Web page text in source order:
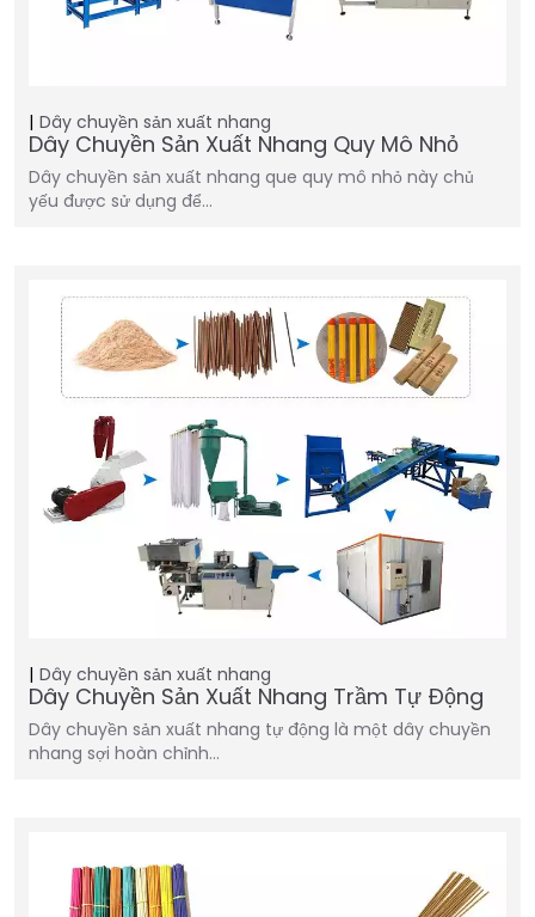
Dây chuyền sản xuất nhang
Dây Chuyền Sản Xuất Nhang Quy Mô Nhỏ
Dây chuyền sản xuất nhang que quy mô nhỏ này chủ
yếu được sử dụng để…
Dây chuyền sản xuất nhang
Dây Chuyền Sản Xuất Nhang Trầm Tự Động
Dây chuyền sản xuất nhang tự động là một dây chuyền
nhang sợi hoàn chỉnh…